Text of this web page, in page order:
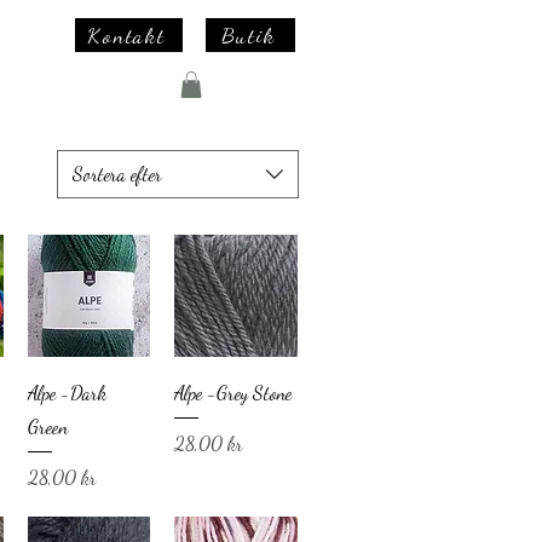
Kontakt Butik
Sortera efter
Alpe -Dark
Green
Pris
28,00 kr
Alpe -Grey Stone
Pris
28,00 kr